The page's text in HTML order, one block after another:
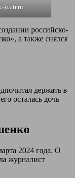
teatr.ru
российско-
а также снялся
держать в
осталась дочь
2024 года. О
журналист